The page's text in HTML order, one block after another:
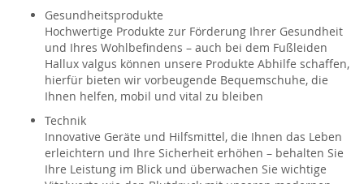
Gesundheitsprodukte
Hochwertige Produkte zur Förderung Ihrer Gesundheit
und Ihres Wohlbefindens – auch bei dem Fußleiden
Hallux valgus können unsere Produkte Abhilfe schaffen,
hierfür bieten wir vorbeugende Bequemschuhe, die
Ihnen helfen, mobil und vital zu bleiben
Technik
Innovative Geräte und Hilfsmittel, die Ihnen das Leben
erleichtern und Ihre Sicherheit erhöhen – behalten Sie
Ihre Leistung im Blick und überwachen Sie wichtige